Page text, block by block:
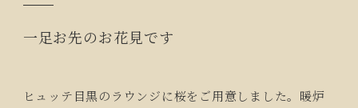
一足お先のお花見です
ヒュッテ目黒のラウンジに桜をご用意しました。暖炉